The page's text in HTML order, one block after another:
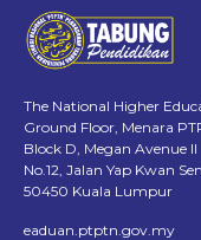
The National Higher
Ground Floor, Menara
Block D, Megan Avenue II
No.12, Jalan Yap Kwan
50450 Kuala Lumpur
eaduan.ptptn.gov.my